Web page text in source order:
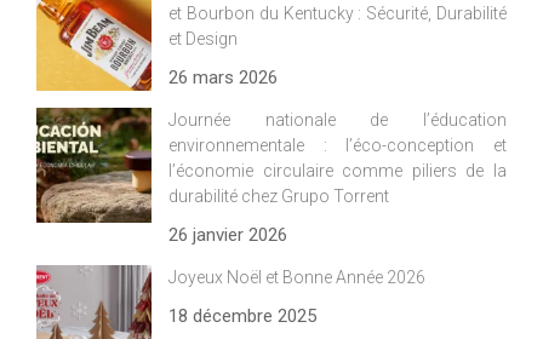
et Bourbon du Kentucky : Sécurité, Durabilité
et Design
26 mars 2026
Journée nationale de l’éducation
environnementale : l’éco-conception et
l’économie circulaire comme piliers de la
durabilité chez Grupo Torrent
26 janvier 2026
Joyeux Noël et Bonne Année 2026
18 décembre 2025